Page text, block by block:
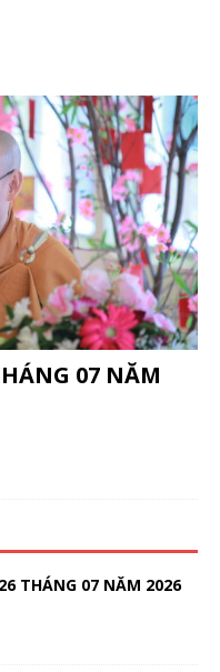
07 NĂM
THÁNG 07 NĂM 2026